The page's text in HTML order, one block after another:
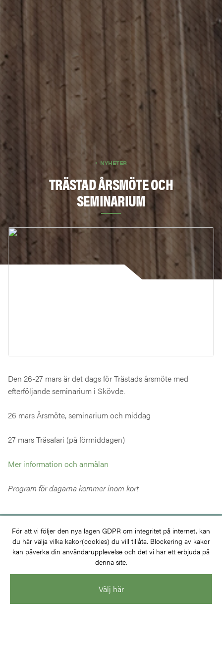
NYHETER
TRÄSTAD ÅRSMÖTE OCH
SEMINARIUM
Den 26-27 mars är det dags för Trästads årsmöte med
efterföljande seminarium i Skövde.
26 mars Årsmöte, seminarium och middag
27 mars Träsafari (på förmiddagen)
Mer information och anmälan
Program för dagarna kommer inom kort
Har du frågor eller vill du bli medlem?
För att vi följer den nya lagen GDPR om integritet på internet, kan
du här välja vilka kakor(cookies) du vill tillåta. Blockering av kakor
kan påverka din användarupplevelse och det vi har ett erbjuda på
denna site.
Välj här